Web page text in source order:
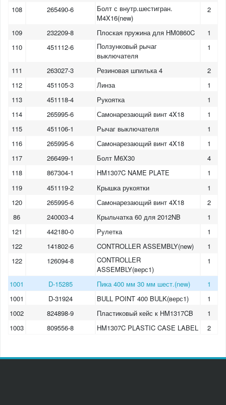
108
265490-6
Болт с внутр.шестигран.
M4X16(new)
2
109 232209-8 Плоская пружина для HM0860C
1
110
451112-6
Ползунковый рычаг
выключателя
1
111 263027-3 Резиновая шпилька 4
2
112
451105-3 Линза
1
113
451118-4 Рукоятка
1
114
265995-6 Самонарезающий винт 4X18
1
115
451106-1 Рычаг выключателя
1
116
265995-6 Самонарезающий винт 4X18
1
117
266499-1 Болт M6X30
4
118
867304-1 HM1307C NAME PLATE
1
119
451119-2 Крышка рукоятки
1
120
265995-6 Самонарезающий винт 4X18
2
86
240003-4 Крыльчатка 60 для 2012NB
1
121
442180-0 Рулетка
1
122
141802-6 CONTROLLER ASSEMBLY(new)
1
122
126094-8
CONTROLLER
ASSEMBLY(верс1)
1
1001 D-15285 Пика 400 мм 30 мм шест.(new)
1
1001
D-31924 BULL POINT 400 BULK(верс1)
1
1002
824898-9 Пластиковый кейс к HM1317CB
1
1003
809556-8 HM1307C PLASTIC CASE LABEL 2